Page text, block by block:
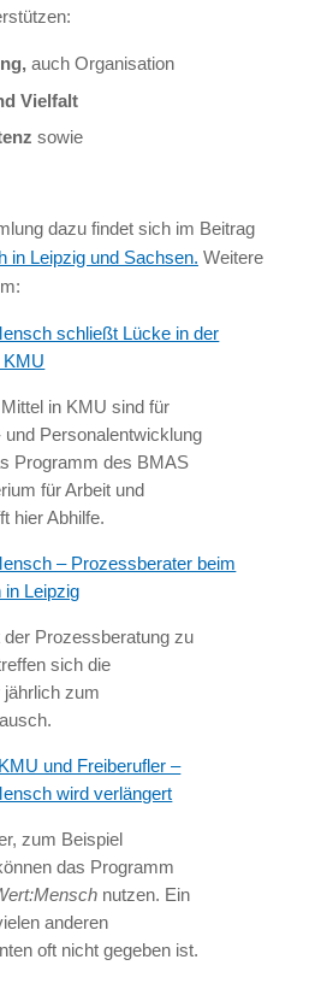
auch Organisation
Vielfalt
sowie
dazu findet sich im Beitrag
in Leipzig und Sachsen. Weitere
schließt Lücke in der
KMU
in KMU sind für
Personalentwicklung
Programm des BMAS
für Arbeit und
hier Abhilfe.
– Prozessberater beim
in Leipzig
der Prozessberatung zu
sich die
zum
und Freiberufler –
wird verlängert
zum Beispiel
das Programm
nutzen. Ein
anderen
oft nicht gegeben ist.